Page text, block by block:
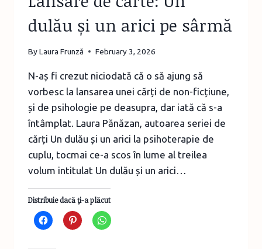
dulău și un arici pe sârmă
ByLaura Frunză February 3, 2026
N-aș fi crezut niciodată că o să ajung să
vorbesc la lansarea unei cărți de non-ficțiune,
și de psihologie pe deasupra, dar iată că s-a
întâmplat. Laura Pănăzan, autoarea seriei de
cărți Un dulău și un arici la psihoterapie de
cuplu, tocmai ce-a scos în lume al treilea
volum intitulat Un dulău și un arici…
Distribuie dacă ţi-a plăcut